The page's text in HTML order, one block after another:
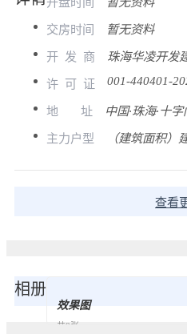
交房时间
暂无资料
开 发 商
珠海华凌开发
许 可 证 001-440401-
地 址
中国·珠海·十
主力户型
查看
相册
效果图
共8张